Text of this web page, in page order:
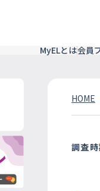
MyELとは会員
HOME
調査